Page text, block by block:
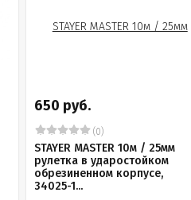
650 руб.
(0)
STAYER MASTER 10м / 25мм
рулетка в ударостойком
обрезиненном корпусе,
34025-1...